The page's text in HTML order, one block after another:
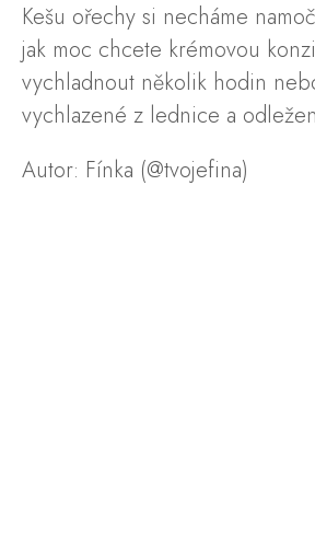
Kešu ořechy si necháme
jak moc chcete krémovou
vychladnout několik hodin
vychlazené z lednice a
Autor: Fínka (@tvojefina)